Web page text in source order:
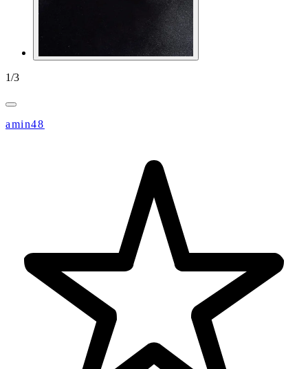
1/3
amin48